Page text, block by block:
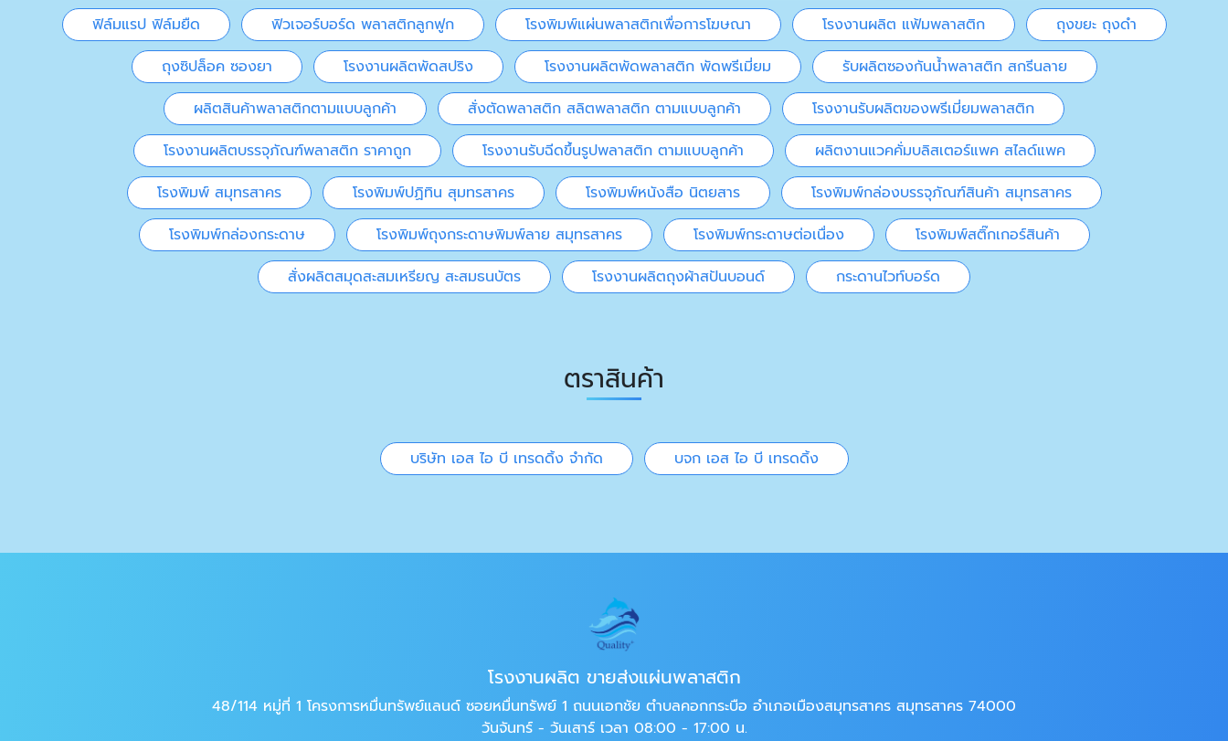
ฟิล์มแรป ฟิล์มยืด
ฟิวเจอร์บอร์ด พลาสติกลูกฟูก โรงพิมพ์แผ่นพลาสติกเพื่อการโฆษณา โรงงานผลิต แฟ้มพลาสติก
ถุงขยะ ถุงดำ
ถุงซิปล็อค ซองยา
โรงงานผลิตพัดสปริง โรงงานผลิตพัดพลาสติก พัดพรีเมี่ยม
รับผลิตซองกันน้ำพลาสติก สกรีนลาย
ผลิตสินค้าพลาสติกตามแบบลูกค้า
สั่งตัดพลาสติก สลิตพลาสติก ตามแบบลูกค้า
โรงงานรับผลิตของพรีเมี่ยมพลาสติก
โรงงานผลิตบรรจุภัณฑ์พลาสติก ราคาถูก
โรงงานรับฉีดขึ้นรูปพลาสติก ตามแบบลูกค้า
ผลิตงานแวคคั่มบลิสเตอร์แพค สไลด์แพค
โรงพิมพ์ สมุทรสาคร
โรงพิมพ์ปฏิทิน สุมทรสาคร โรงพิมพ์หนังสือ นิตยสาร
โรงพิมพ์กล่องบรรจุภัณฑ์สินค้า สมุทรสาคร
โรงพิมพ์กล่องกระดาษ
โรงพิมพ์ถุงกระดาษพิมพ์ลาย สมุทรสาคร โรงพิมพ์กระดาษต่อเนื่อง
โรงพิมพ์สติ๊กเกอร์สินค้า
สั่งผลิตสมุดสะสมเหรียญ สะสมธนบัตร
โรงงานผลิตถุงผ้าสปันบอนด์ กระดานไวท์บอร์ด
ตราสินค้า
บริษัท เอส ไอ บี เทรดดิ้ง จำกัด บจก เอส ไอ บี เทรดดิ้ง
โรงงานผลิต ขายส่งแผ่นพลาสติก
48/114 หมู่ที่ 1 โครงการหมื่นทรัพย์แลนด์ ซอยหมื่นทรัพย์ 1 ถนนเอกชัย ตำบลคอกกระบือ อำเภอเมืองสมุทรสาคร สมุทรสาคร 74000
วันจันทร์ - วันเสาร์ เวลา 08:00 - 17:00 น.